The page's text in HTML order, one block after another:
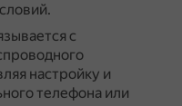
с
настройку и
телефона или